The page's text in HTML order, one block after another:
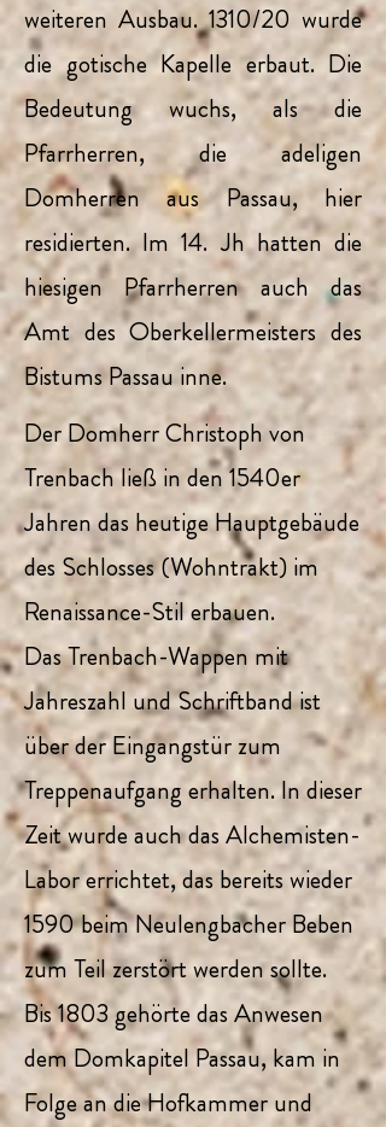
weiteren Ausbau. 1310/20 wurde
die gotische Kapelle erbaut. Die
Bedeutung wuchs, als die
Pfarrherren, die adeligen
Domherren aus Passau, hier
residierten. Im 14. Jh hatten die
hiesigen Pfarrherren auch das
Amt des Oberkellermeisters des
Bistums Passau inne.
Der Domherr Christoph von
Trenbach ließ in den 1540er
Jahren das heutige Hauptgebäude
des Schlosses (Wohntrakt) im
Renaissance-Stil erbauen.
Das Trenbach-Wappen mit
Jahreszahl und Schriftband ist
über der Eingangstür zum
Treppenaufgang erhalten. In dieser
Zeit wurde auch das Alchemisten-
Labor errichtet, das bereits wieder
1590 beim Neulengbacher Beben
zum Teil zerstört werden sollte.
Bis 1803 gehörte das Anwesen
dem Domkapitel Passau, kam in
Folge an die Hofkammer und